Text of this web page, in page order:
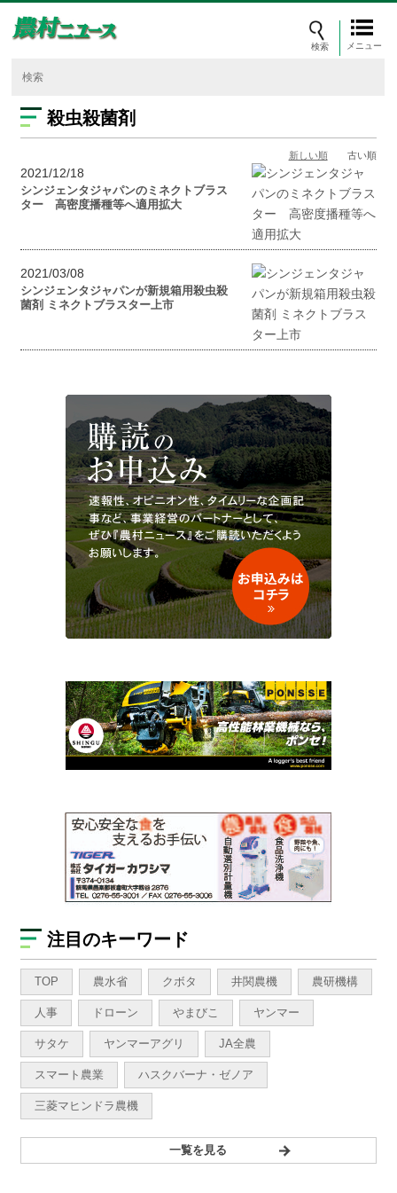
メニュー
殺虫殺菌剤
新しい順 古い順
2021/12/18
シンジェンタジャパンのミネクトブラス
ター 高密度播種等へ適用拡大
2021/03/08
シンジェンタジャパンが新規箱用殺虫殺
菌剤 ミネクトブラスター上市
注目のキーワード
TOP 農水省 クボタ 井関農機 農研機構
人事 ドローン やまびこ ヤンマー
サタケ ヤンマーアグリ JA全農
スマート農業 ハスクバーナ・ゼノア
三菱マヒンドラ農機
一覧を見る